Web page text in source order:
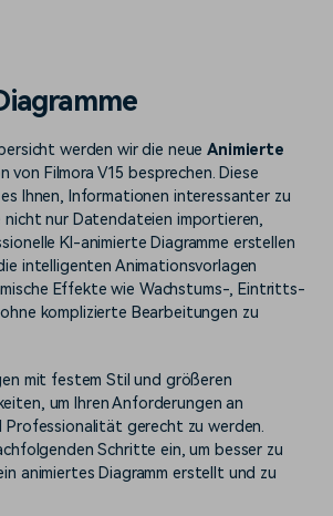
und
Erfahren Sie, wie Sie einen
Spezialeffekt erzeugen
können
Freunde-werben-
Programm
Finden Sie mehr über Filmora
Bewertungen
Affiliate-Programm
Schalten Sie Partnerschaften
auf Unternehmensebene frei
werden wir die neueAnimierte
von Filmora V15 besprechen. Diese
Ihnen, Informationen interessanter zu
nicht nur Datendateien importieren,
KI-animierte Diagramme erstellen
intelligenten Animationsvorlagen
Effekte wie Wachstums-, Eintritts-
komplizierte Bearbeitungen zu
mit festem Stil und größeren
um Ihren Anforderungen an
Professionalität gerecht zu werden.
Schritte ein, um besser zu
animiertes Diagramm erstellt und zu